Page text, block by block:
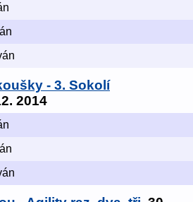
- 3. Sokolí
2014